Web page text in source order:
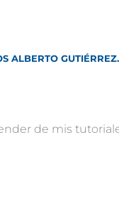
ALBERTO GUTIÉRREZ.
de mis